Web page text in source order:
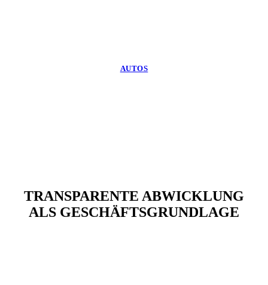
AUTOS
TRANSPARENTE ABWICKLUNG
ALS GESCHÄFTSGRUNDLAGE